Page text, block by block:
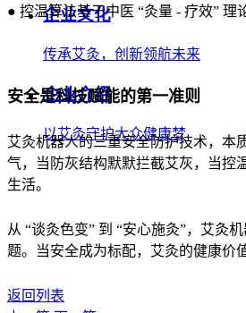
企业文化
传承艾灸，创新领航未来
企业介绍
以艾灸守护大众健康梦
● 控温算法基于中医 “灸量 - 疗效”
安全是科技赋能的第一准则
艾灸机器人的三重安全防护技术，
气，当防灰结构默默拦截艾灰，当控
生活。
从 “谈灸色变” 到 “安心施灸”，艾灸
题。当安全成为标配，艾灸的健康价
返回列表